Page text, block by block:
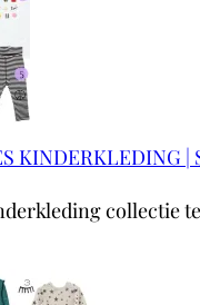
KINDERKLEDING |
collectie